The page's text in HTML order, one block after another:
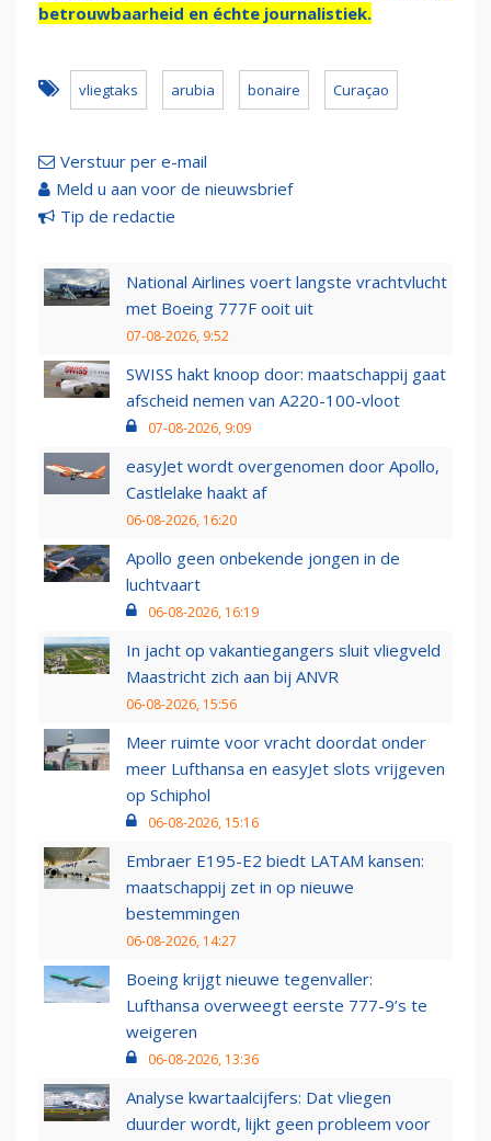
betrouwbaarheid en échte journalistiek.
vliegtaks arubia bonaire Curaçao
Verstuur per e-mail
Meld u aan voor de nieuwsbrief
Tip de redactie
National Airlines voert langste vrachtvlucht
met Boeing 777F ooit uit
07-08-2026, 9:52
SWISS hakt knoop door: maatschappij gaat
afscheid nemen van A220-100-vloot
07-08-2026, 9:09
easyJet wordt overgenomen door Apollo,
Castlelake haakt af
06-08-2026, 16:20
Apollo geen onbekende jongen in de
luchtvaart
06-08-2026, 16:19
In jacht op vakantiegangers sluit vliegveld
Maastricht zich aan bij ANVR
06-08-2026, 15:56
Meer ruimte voor vracht doordat onder
meer Lufthansa en easyJet slots vrijgeven
op Schiphol
06-08-2026, 15:16
Embraer E195-E2 biedt LATAM kansen:
maatschappij zet in op nieuwe
bestemmingen
06-08-2026, 14:27
Boeing krijgt nieuwe tegenvaller:
Lufthansa overweegt eerste 777-9’s te
weigeren
06-08-2026, 13:36
Analyse kwartaalcijfers: Dat vliegen
duurder wordt, lijkt geen probleem voor